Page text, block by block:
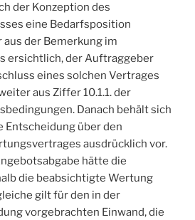
der Konzeption des
eine Bedarfsposition
der Bemerkung im
ersichtlich, der Auftraggeber
eines solchen Vertrages
aus Ziffer 10.1.1. der
Danach behält sich
Entscheidung über den
ausdrücklich vor.
hätte die
die beabsichtigte Wertung
gilt für den in der
vorgebrachten Einwand, die